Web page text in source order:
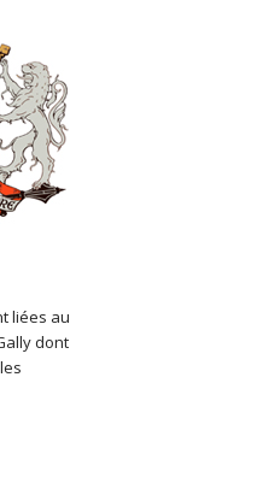
liées au
dont